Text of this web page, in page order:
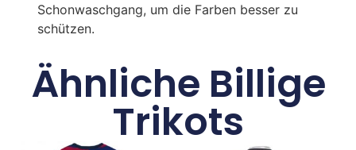
Schonwaschgang, um die Farben besser zu
schützen.
Ähnliche Billige
Trikots